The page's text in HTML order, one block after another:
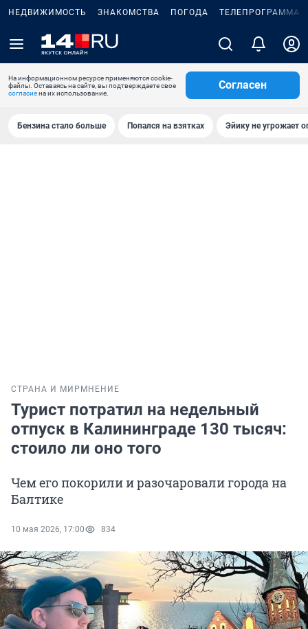
НЕДВИЖИМОСТЬ ЗНАКОМСТВА ПОГОДА ТЕЛЕПРОГРАММА
На информационном ресурсе применяются cookie-
файлы. Оставаясь на сайте, вы подтверждаете свое
согласиена их использование.
Согласен
Бензина стало больше Попался на взятках Эйику не угрожает
СТРАНА И МИР МНЕНИЕ
Турист потратил на недельный
отпуск в Калининграде 130 тысяч:
стоило ли оно того
Чем его покорили и разочаровали города на
Балтике
10 мая 2026, 17:00 834